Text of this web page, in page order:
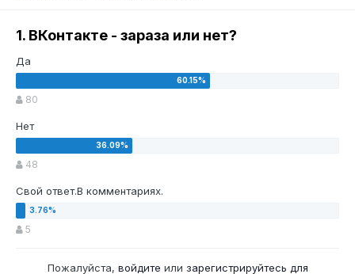
1. ВКонтакте - зараза или нет?
Да
80
Нет
48
Свой ответ.В комментариях.
5
Пожалуйста, войдите или зарегистрируйтесь для